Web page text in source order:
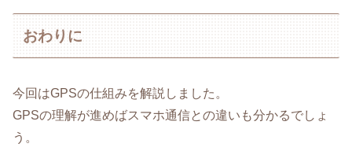
おわりに
今回はGPSの仕組みを解説しました。
GPSの理解が進めばスマホ通信との違いも分かるでしょ
う。